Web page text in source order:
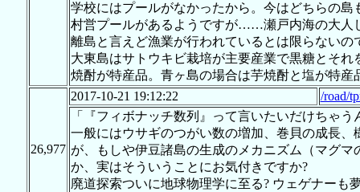
学校にはプールがなかったから。今はどちらの島
村営プールがあるようですが……瀬戸内海の大人
離島と言えど漁業が行われているとは限らないの
大東島はサトウキビ栽培が主要産業で黒糖とそれ
焼酎が特産品。青ヶ島の場合は芋焼酎と塩が特産
26,977
2017-10-21 19:12:22
/road/
「『フィボナッチ数列』って言いたいだけちゃ
一般にはウサギのつがい数の増加、巻貝の成長
が、もしや伊豆諸島の生成のメカニズム（マグ
か、実はそういうことにお気付きですか?
廃道探索ついに地球物理学に至る? ウェゲナーも